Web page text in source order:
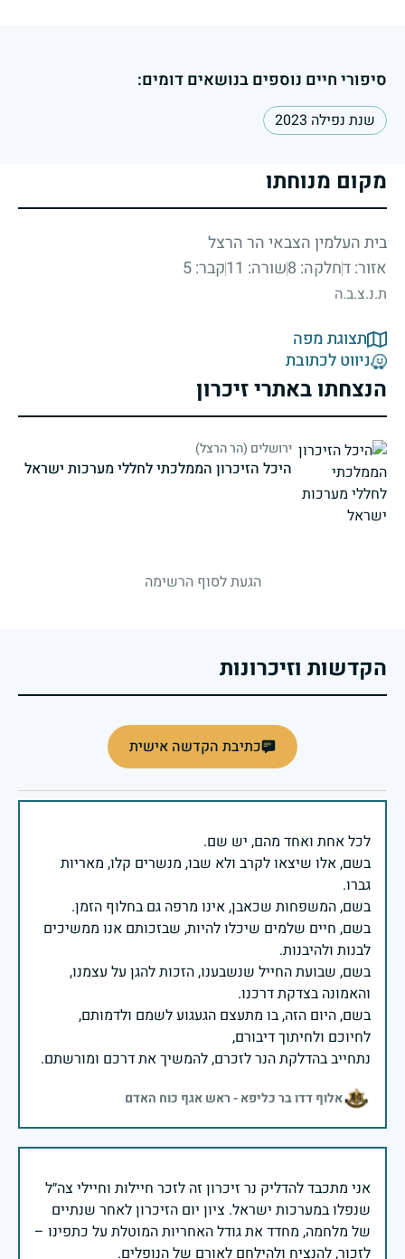
סיפורי חיים נוספים בנושאים דומים:
שנת נפילה 2023
מקום מנוחתו
בית העלמין הצבאי הר הרצל
אזור: דחלקה: 8 שורה: 11 קבר: 5
ת.נ.צ.ב.ה
תצוגת מפה
ניווט לכתובת
הנצחתו באתרי זיכרון
ירושלים (הר הרצל)
היכל הזיכרון הממלכתי לחללי מערכות ישראל
הגעת לסוף הרשימה
הקדשות וזיכרונות
כתיבת הקדשה אישית
בשם, אלו שיצאו לקרב ולא שבו, מנשרים קלו, מאריות
בשם, חיים שלמים שיכלו להיות, שבזכותם אנו ממשיכים
בשם, שבועת החייל שנשבענו, הזכות להגן על עצמנו,
בשם, היום הזה, בו מתעצם הגעגוע לשמם ולדמותם,
נתחייב בהדלקת הנר לזכרם, להמשיך את דרכם ומורשתם.
אלוף דדו בר כליפא - ראש אגף כוח האדם
אני מתכבד להדליק נר זיכרון זה לזכר חיילות וחיילי צה״ל
שנפלו במערכות ישראל. ציון יום הזיכרון לאחר שנתיים
של מלחמה, מחדד את גודל האחריות המוטלת על כתפינו –